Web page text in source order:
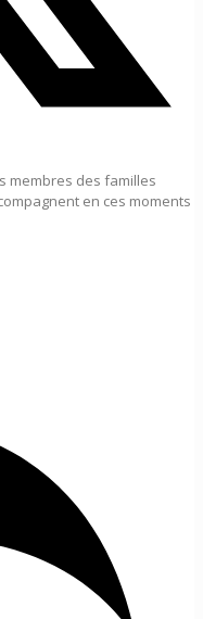
membres des familles
en ces moments